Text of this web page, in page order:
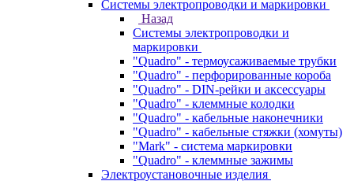
Системы электропроводки и маркировки
Назад
Системы электропроводки и
маркировки
"Quadro" - термоусаживаемые трубки
"Quadro" - перфорированные короба
"Quadro" - DIN-рейки и аксессуары
"Quadro" - клеммные колодки
"Quadro" - кабельные наконечники
"Quadro" - кабельные стяжки (хомуты)
"Mark" - система маркировки
"Quadro" - клеммные зажимы
Электроустановочные изделия